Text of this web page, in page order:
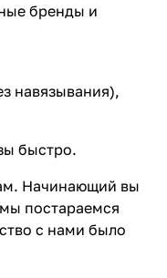
бренды и
навязывания),
быстро.
Начинающий вы
постараемся
с нами было